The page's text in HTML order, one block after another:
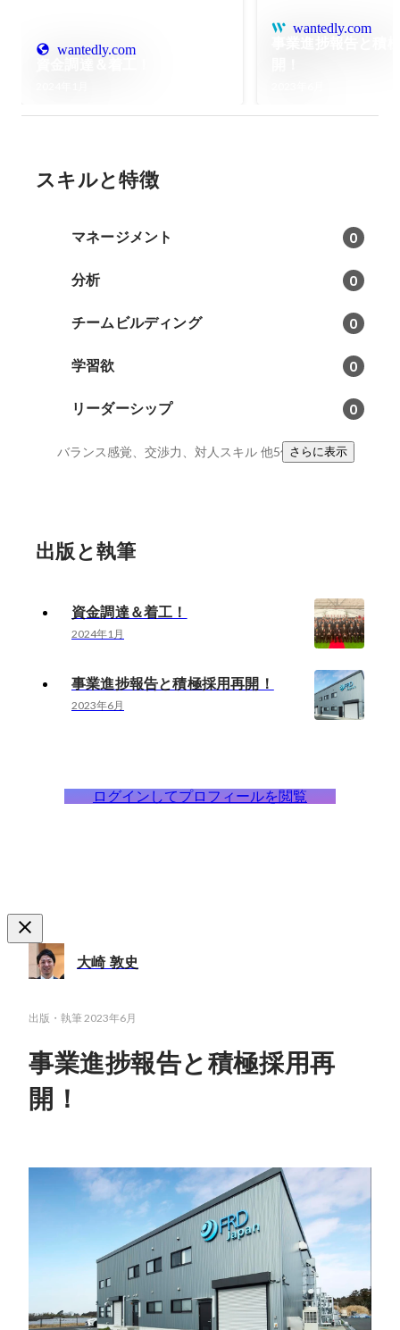
wantedly.com
wantedly.com
スキルと特徴
マネージメント 0
分析 0
チームビルディング 0
学習欲 0
リーダーシップ 0
バランス感覚、交渉力、対人スキル 他5件さらに表示
出版と執筆
資金調達＆着工！
2024年1月
事業進捗報告と積極採用再開！
2023年6月
ログインしてプロフィールを閲覧
大崎 敦史
出版・執筆2023年6月
事業進捗報告と積極採用再
開！